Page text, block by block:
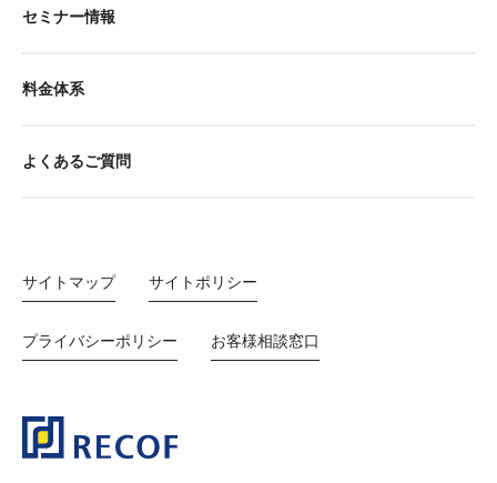
セミナー情報
料金体系
よくあるご質問
サイトマップ サイトポリシー
プライバシーポリシー お客様相談窓口